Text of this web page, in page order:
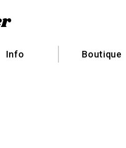
Info Boutique